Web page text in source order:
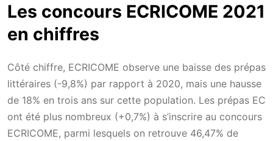
Les concours ECRICOME 2021
en chiffres
Côté chiffre, ECRICOME observe une baisse des prépas
littéraires (-9,8%) par rapport à 2020, mais une hausse
de 18% en trois ans sur cette population. Les prépas EC
ont été plus nombreux (+0,7%) à s’inscrire au concours
ECRICOME, parmi lesquels on retrouve 46,47% de